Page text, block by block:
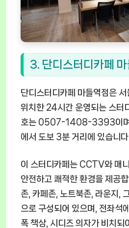
3. 단디스터디카페 마
단디스터디카페 마들역점은 서
위치한 24시간 운영되는 스터
호는 0507-1408-3393이며
에서 도보 3분 거리에 있습니다.
이 스터디카페는 CCTV와 매
안전하고 쾌적한 환경을 제공
존, 카페존, 노트북존, 라운지,
으로 구성되어 있으며, 전좌석
폭 책상, 시디즈 의자가 비치되